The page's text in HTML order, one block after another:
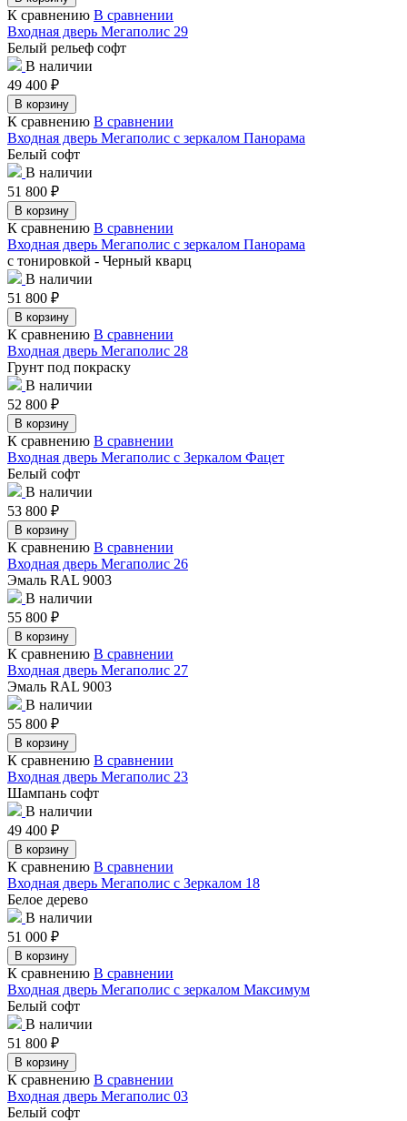
К сравнению В сравнении
Входная дверь Мегаполис 29
Белый рельеф софт
В наличии
49 400 ₽
В корзину
К сравнению В сравнении
Входная дверь Мегаполис с зеркалом Панорама
Белый софт
В наличии
51 800 ₽
В корзину
К сравнению В сравнении
Входная дверь Мегаполис с зеркалом Панорама
с тонировкой - Черный кварц
В наличии
51 800 ₽
В корзину
К сравнению В сравнении
Входная дверь Мегаполис 28
Грунт под покраску
В наличии
52 800 ₽
В корзину
К сравнению В сравнении
Входная дверь Мегаполис с Зеркалом Фацет
Белый софт
В наличии
53 800 ₽
В корзину
К сравнению В сравнении
Входная дверь Мегаполис 26
Эмаль RAL 9003
В наличии
55 800 ₽
В корзину
К сравнению В сравнении
Входная дверь Мегаполис 27
Эмаль RAL 9003
В наличии
55 800 ₽
В корзину
К сравнению В сравнении
Входная дверь Мегаполис 23
Шампань софт
В наличии
49 400 ₽
В корзину
К сравнению В сравнении
Входная дверь Мегаполис с Зеркалом 18
Белое дерево
В наличии
51 000 ₽
В корзину
К сравнению В сравнении
Входная дверь Мегаполис с зеркалом Максимум
Белый софт
В наличии
51 800 ₽
В корзину
К сравнению В сравнении
Входная дверь Мегаполис 03
Белый софт